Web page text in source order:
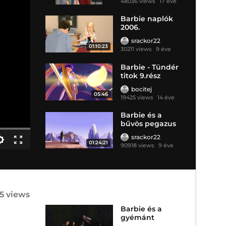
01:10:23
Barbie naplók
2006.
srackor22
30211 views 9 éve
05:46
Barbie - Tündér
titok 9.rész
bocitej
19425 views 14 éve
01:24:21
Barbie és a
bűvös pegazus
2005.
srackor22
90918 views 9 éve
views
Barbie és a
gyémánt